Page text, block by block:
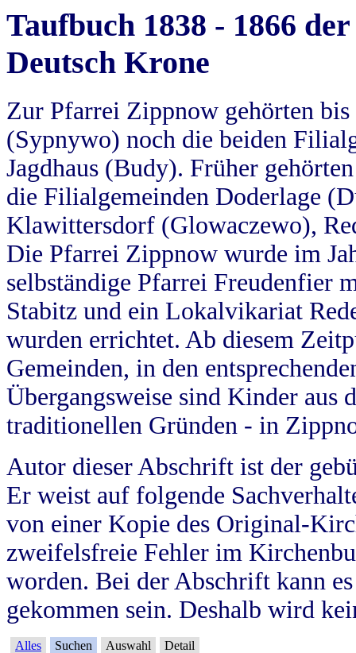
Taufbuch 1838 - 1866
Deutsch Krone
Zur Pfarrei Zippnow gehörten
(Sypnywo) noch die beiden
Jagdhaus (Budy). Früher
die Filialgemeinden Doderlage
Klawittersdorf (Glowaczewo),
Die Pfarrei Zippnow wurde im
selbständige Pfarrei Freudenfier
Stabitz und ein Lokalvikariat
wurden errichtet. Ab diesem
Gemeinden, in den
Übergangsweise sind Kinder aus
traditionellen Gründen - in
Autor dieser Abschrift ist der
Er weist auf folgende
von einer Kopie des Original-
zweifelsfreie Fehler im
worden. Bei der Abschrift kann
gekommen sein. Deshalb wird
Alles Suchen Auswahl Detail